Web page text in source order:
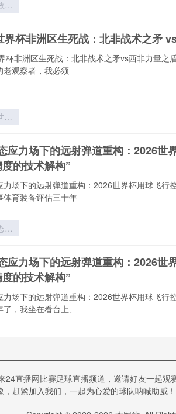
应
下
辑
界杯非洲区生死战：北非战术之矛
杯非洲区生死战：北非战术之矛vs西非力量之
老观察者，我必须
界
矛
力
应力场下的远射弹道重构：2026世
的技术解构”
力场下的远射弹道重构：2026世界杯用球飞行
体育装备评估三十年
应
球
的
”
应力场下的远射弹道重构：2026世
的技术解构”
力场下的远射弹道重构：2026世界杯用球飞行
，我坐在看台上、
重
球
学视角下VAR判读偏差的能流路径
杯的实证检验》
角下VAR判读偏差的能流路径研究——基于
直播网比赛足球直播频道，邀请好友一起
，赶紧加入我们，一起为心爱的球队呐喊助威